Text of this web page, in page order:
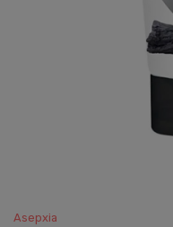
Asepxia